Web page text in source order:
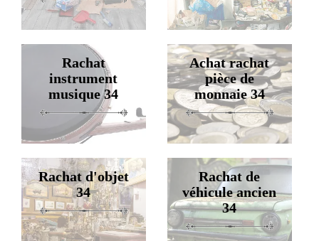
Rachat
instrument
musique 34
Achat rachat
pièce de
monnaie 34
Rachat d'objet
34
Rachat de
véhicule ancien
34